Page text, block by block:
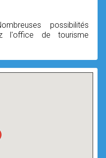
possibilités
l'office de tourisme